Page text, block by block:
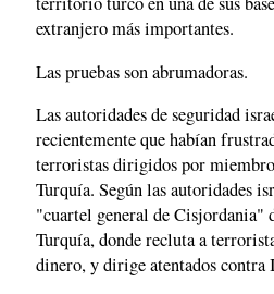
extranjero más importantes.
Las pruebas son abrumadoras.
Las autoridades de seguridad
recientemente que habían
terroristas dirigidos por
Turquía. Según las autoridades
"cuartel general de Cisjordania"
Turquía, donde recluta a
dinero, y dirige atentados contra